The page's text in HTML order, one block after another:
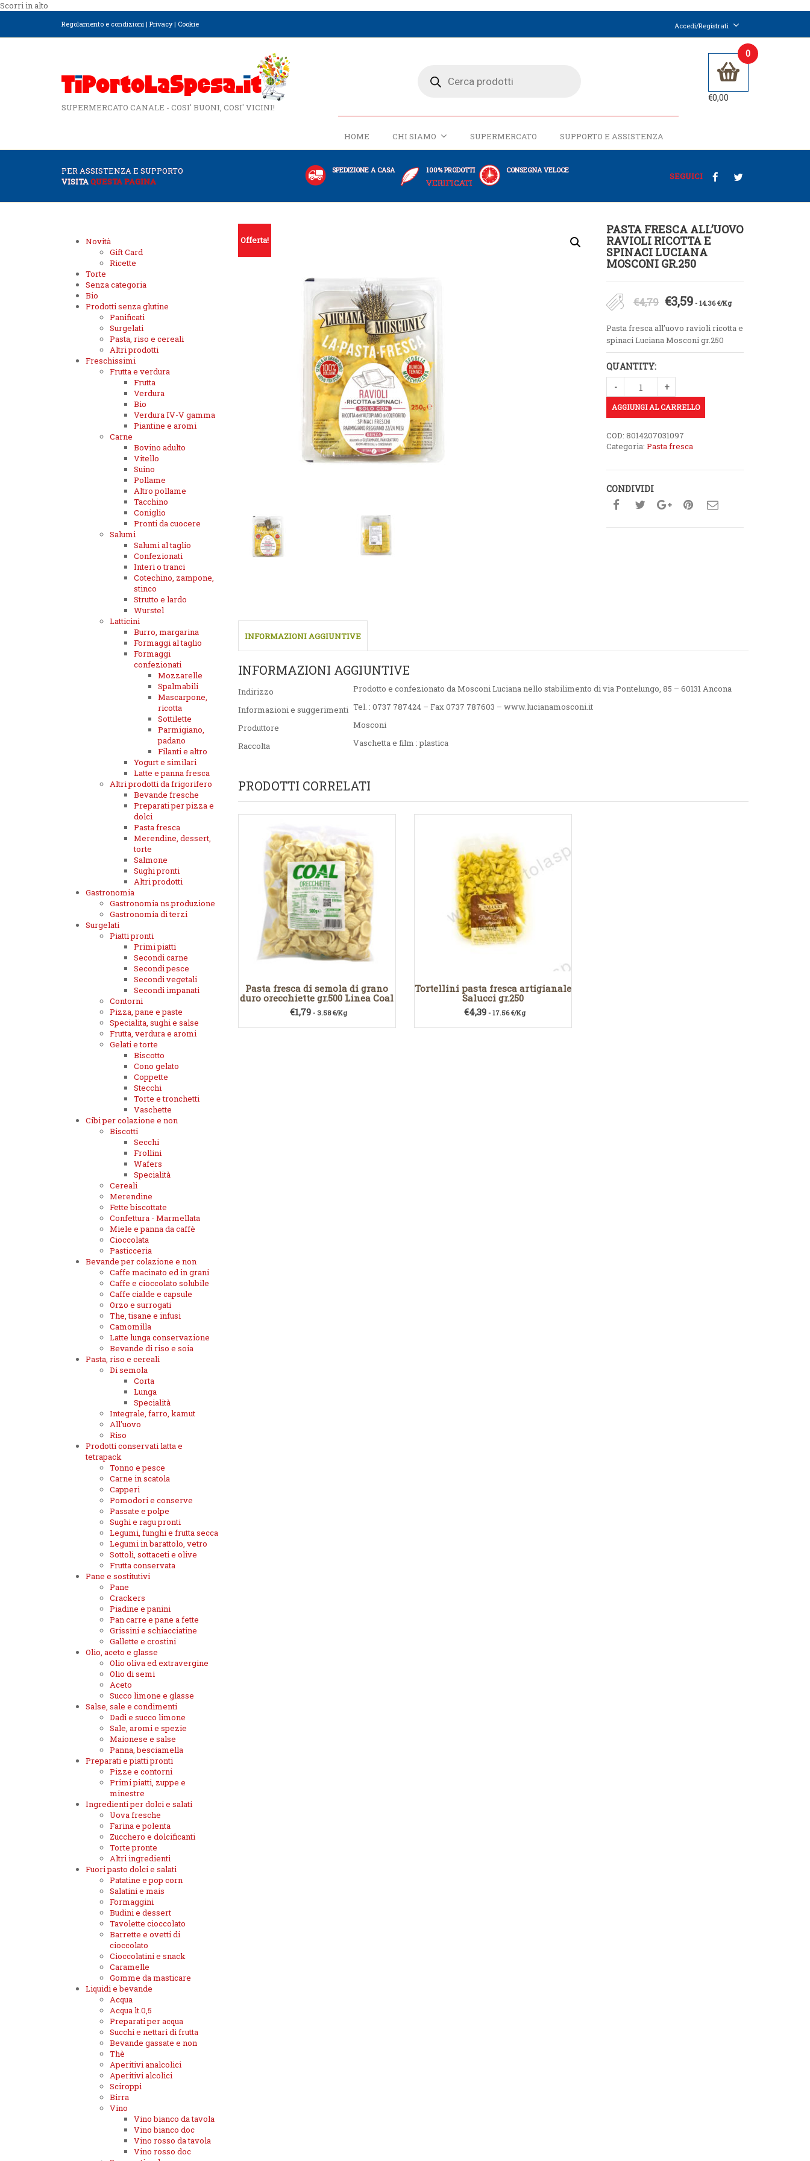
Scorri in alto
Regolamento e condizioni | Privacy| Cookie Accedi/Registrati
SUPERMERCATO CANALE - COSI' BUONI, COSI' VICINI!
HOME CHI SIAMO SUPERMERCATO SUPPORTO E ASSISTENZA
0
€0,00
PER ASSISTENZA E SUPPORTO
VISITAQUESTA PAGINA
SPEDIZIONE A CASA 100% PRODOTTI
VERIFICATI
CONSEGNA VELOCE
SEGUICI
Offerta!
PASTA FRESCA ALL’UOVO
RAVIOLI RICOTTA E
SPINACI LUCIANA
MOSCONI GR.250
€4,79 Il
originale
era:
€4,79.
€3,59Il
attuale
è:
- 14.36 €/Kg
Pasta fresca all’uovo ravioli ricotta e
spinaci Luciana Mosconi gr.250
QUANTITY:
AGGIUNGI AL CARRELLO
COD:8014207031097
Categoria:Pasta fresca
CONDIVIDI
INFORMAZIONI AGGIUNTIVE
INFORMAZIONI AGGIUNTIVE
Indirizzo
Prodotto e confezionato da Mosconi Luciana nello stabilimento di via Pontelungo, 85 – 60131 Ancona
Informazioni e suggerimenti Tel. : 0737 787424 – Fax 0737 787603 – www.lucianamosconi.it
Produttore
Mosconi
Raccolta
Vaschetta e film : plastica
PRODOTTI CORRELATI
Pasta fresca di semola di grano
duro orecchiette gr.500 Linea Coal
€1,79- 3.58 €/Kg
Tortellini pasta fresca artigianale
Salucci gr.250
€4,39- 17.56 €/Kg
Novità
Gift Card
Ricette
Torte
Senza categoria
Bio
Prodotti senza glutine
Panificati
Surgelati
Pasta, riso e cereali
Altri prodotti
Freschissimi
Frutta e verdura
Frutta
Verdura
Bio
Verdura IV-V gamma
Piantine e aromi
Carne
Bovino adulto
Vitello
Suino
Pollame
Altro pollame
Tacchino
Coniglio
Pronti da cuocere
Salumi
Salumi al taglio
Confezionati
Interi o tranci
Cotechino, zampone,
stinco
Strutto e lardo
Wurstel
Latticini
Burro, margarina
Formaggi al taglio
Formaggi
confezionati
Mozzarelle
Spalmabili
Mascarpone,
ricotta
Sottilette
Parmigiano,
padano
Filanti e altro
Yogurt e similari
Latte e panna fresca
Altri prodotti da frigorifero
Bevande fresche
Preparati per pizza e
dolci
Pasta fresca
Merendine, dessert,
torte
Salmone
Sughi pronti
Altri prodotti
Gastronomia
Gastronomia ns.produzione
Gastronomia di terzi
Surgelati
Piatti pronti
Primi piatti
Secondi carne
Secondi pesce
Secondi vegetali
Secondi impanati
Contorni
Pizza, pane e paste
Specialita, sughi e salse
Frutta, verdura e aromi
Gelati e torte
Biscotto
Cono gelato
Coppette
Stecchi
Torte e tronchetti
Vaschette
Cibi per colazione e non
Biscotti
Secchi
Frollini
Wafers
Specialità
Cereali
Merendine
Fette biscottate
Confettura - Marmellata
Miele e panna da caffè
Cioccolata
Pasticceria
Bevande per colazione e non
Caffe macinato ed in grani
Caffe e cioccolato solubile
Caffe cialde e capsule
Orzo e surrogati
The, tisane e infusi
Camomilla
Latte lunga conservazione
Bevande di riso e soia
Pasta, riso e cereali
Di semola
Corta
Lunga
Specialità
Integrale, farro, kamut
All'uovo
Riso
Prodotti conservati latta e
tetrapack
Tonno e pesce
Carne in scatola
Capperi
Pomodori e conserve
Passate e polpe
Sughi e ragu pronti
Legumi, funghi e frutta secca
Legumi in barattolo, vetro
Sottoli, sottaceti e olive
Frutta conservata
Pane e sostitutivi
Pane
Crackers
Piadine e panini
Pan carre e pane a fette
Grissini e schiacciatine
Gallette e crostini
Olio, aceto e glasse
Olio oliva ed extravergine
Olio di semi
Aceto
Succo limone e glasse
Salse, sale e condimenti
Dadi e succo limone
Sale, aromi e spezie
Maionese e salse
Panna, besciamella
Preparati e piatti pronti
Pizze e contorni
Primi piatti, zuppe e
minestre
Ingredienti per dolci e salati
Uova fresche
Farina e polenta
Zucchero e dolcificanti
Torte pronte
Altri ingredienti
Fuori pasto dolci e salati
Patatine e pop corn
Salatini e mais
Formaggini
Budini e dessert
Tavolette cioccolato
Barrette e ovetti di
cioccolato
Cioccolatini e snack
Caramelle
Gomme da masticare
Liquidi e bevande
Acqua
Acqua lt.0,5
Preparati per acqua
Succhi e nettari di frutta
Bevande gassate e non
Thè
Aperitivi analcolici
Aperitivi alcolici
Sciroppi
Birra
Vino
Vino bianco da tavola
Vino bianco doc
Vino rosso da tavola
Vino rosso doc